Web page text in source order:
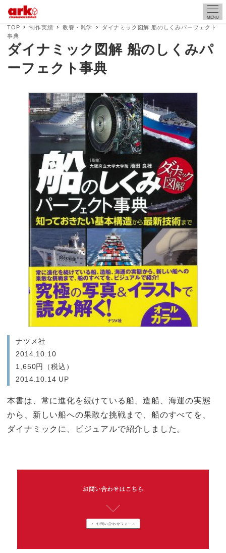
MENU
TOP 制作実績 教養・雑学
ダイナミック図解 船のしくみパーフェクト
事典
ダイナミック図解 船のしくみパ
ーフェクト事典
ナツメ社
2014.10.10
1,650円（税込）
2014.10.14 UP
本書は、常に進化を続けている船、造船、海運の実態
から、新しい船への果敢な挑戦まで、船のすべてを、
ダイナミックに、ビジュアルで紹介しました。